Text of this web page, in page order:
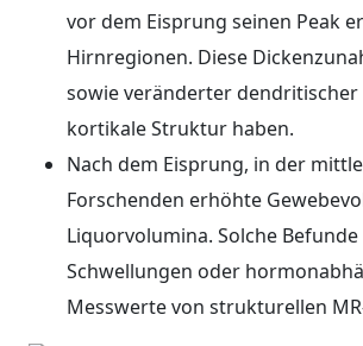
vor dem Eisprung seinen Peak
Hirnregionen. Diese
sowie veränderter dendritischer
kortikale Struktur haben.
Nach dem Eisprung, in der
Forschenden erhöhte
Liquorvolumina. Solche
Schwellungen oder
Messwerte von strukturellen